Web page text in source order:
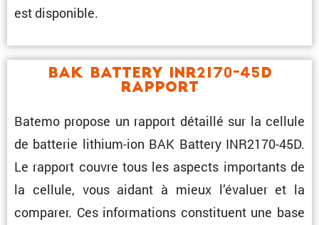
est disponible.
BAK Battery INR2170-45D
Rapport
Batemo propose un rapport détaillé sur la cellule
de batterie lithium-ion BAK Battery INR2170-45D.
Le rapport couvre tous les aspects impor­tants de
la cellule, vous aidant à mieux l’éva­luer et la
comparer. Ces infor­ma­tions consti­tuent une base